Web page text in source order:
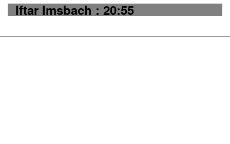
Iftar Imsbach : 20:55